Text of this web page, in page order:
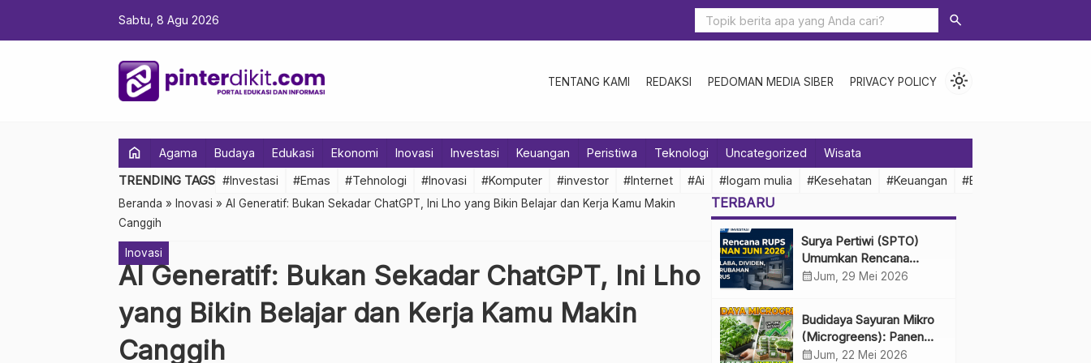
Sabtu, 8 Agu 2026 search
TENTANG KAMI REDAKSI PEDOMAN MEDIA SIBER PRIVACY POLICY light_mode
home Agama Budaya Edukasi Ekonomi Inovasi Investasi Keuangan Peristiwa Teknologi Uncategorized Wisata
TRENDING TAGS #Investasi #Emas #Tehnologi #Inovasi #Komputer #investor #Internet #Ai #logam mulia #Kesehatan #Keuangan #Ekonomi Indonesia
Beranda » Inovasi » AI Generatif: Bukan Sekadar ChatGPT, Ini Lho yang Bikin Belajar dan Kerja Kamu Makin
Canggih
Inovasi
AI Generatif: Bukan Sekadar ChatGPT, Ini Lho
yang Bikin Belajar dan Kerja Kamu Makin
Canggih
TERBARU
Surya Pertiwi (SPTO)
Umumkan Rencana
RUPS Tahunan Juni 2026,
Penguru
calendar_monthJum, 29 Mei 2026
Budidaya Sayuran Mikro
(Microgreens): Panen
Cepat, Untung Besar
calendar_monthJum, 22 Mei 2026